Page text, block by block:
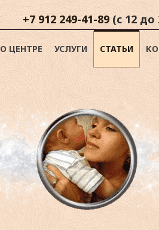
+7 912 249-41-89 (с 12 до
О ЦЕНТРЕ УСЛУГИ СТАТЬИ